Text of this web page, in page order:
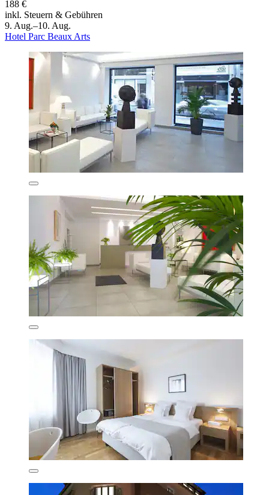
188 €
inkl. Steuern & Gebühren
9. Aug.–10. Aug.
Hotel Parc Beaux Arts